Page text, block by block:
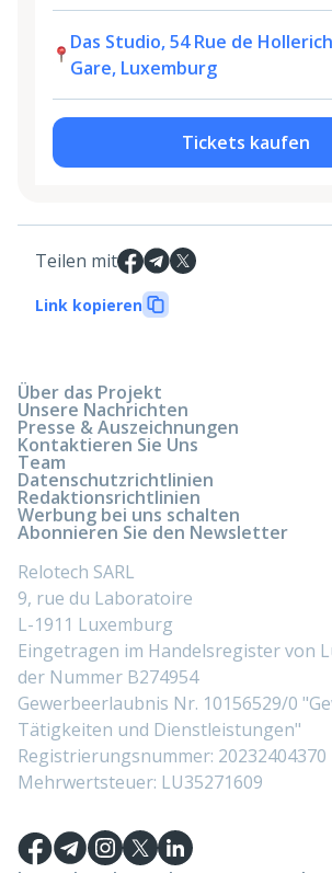
Das Studio, 54 Rue de
Gare, Luxemburg
Tickets kaufen
Teilen mit
Link kopieren
Über das Projekt
Unsere Nachrichten
Presse & Auszeichnungen
Kontaktieren Sie Uns
Team
Datenschutzrichtlinien
Redaktionsrichtlinien
Werbung bei uns schalten
Abonnieren Sie den Newsletter
Relotech SARL
9, rue du Laboratoire
L-1911 Luxemburg
Eingetragen im Handelsregister von
der Nummer B274954
Gewerbeerlaubnis Nr. 10156529/0
Tätigkeiten und Dienstleistungen"
Registrierungsnummer: 20232404370
Mehrwertsteuer: LU35271609